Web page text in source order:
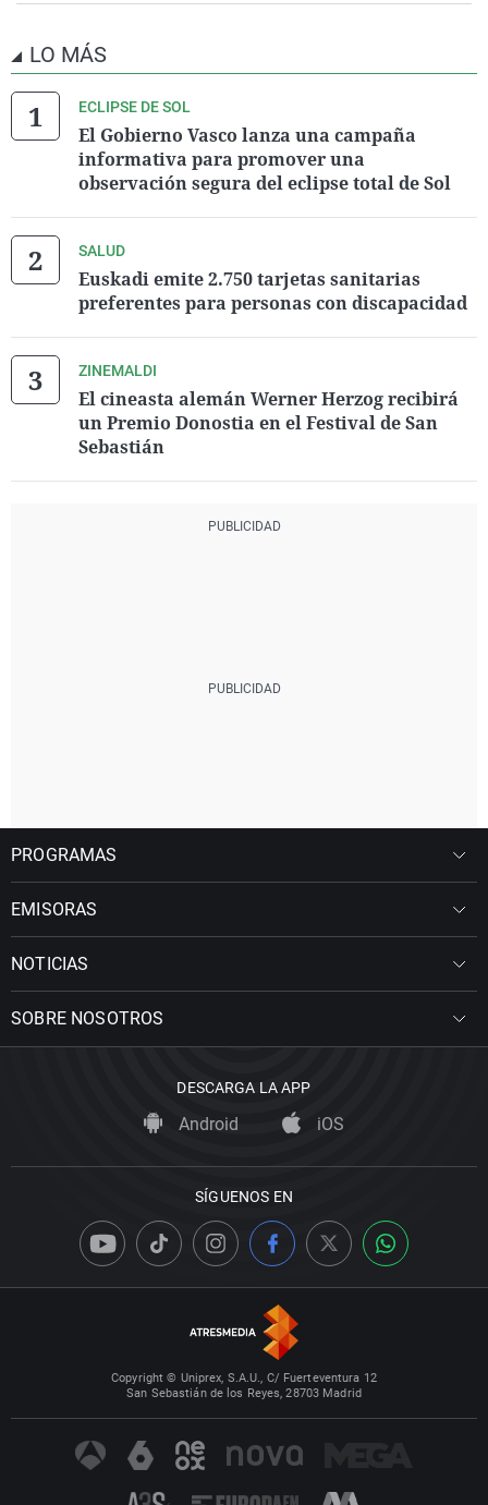
LO MÁS
ECLIPSE DE SOL
El Gobierno Vasco lanza una campaña
informativa para promover una
observación segura del eclipse total de Sol
SALUD
Euskadi emite 2.750 tarjetas sanitarias
preferentes para personas con discapacidad
ZINEMALDI
El cineasta alemán Werner Herzog recibirá
un Premio Donostia en el Festival de San
Sebastián
PROGRAMAS
EMISORAS
NOTICIAS
SOBRE NOSOTROS
DESCARGA LA APP
Android iOS
SÍGUENOS EN
Copyright © Uniprex, S.A.U., C/ Fuerteventura 12
San Sebastián de los Reyes, 28703 Madrid